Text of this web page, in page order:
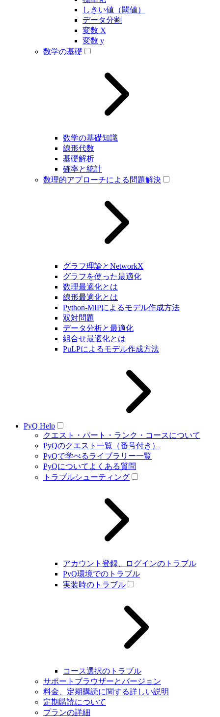
しきい値（閾値）
データ分割
変数 X
変数 y
数学の基礎
数学の基礎知識
線形代数
基礎解析
確率と統計
数理的アプローチによる問題解決
グラフ理論とNetworkX
グラフを使った最適化
数理最適化とは
線形最適化とは
Python-MIPによるモデル作成方法
双対問題
データ分析と最適化
組合せ最適化とは
PuLPによるモデル作成方法
PyQ Help
クエスト・パート・ランク・コースについて
PyQのクエスト一覧（番号付き）
PyQで学べるライブラリー一覧
PyQについてよくある質問
トラブルシューティング
アカウント登録、ログインのトラブル
PyQ環境でのトラブル
実装時のトラブル
コース選択のトラブル
サポートブラウザーとバージョン
料金、定期購読に関する詳しい説明
定期購読について
プランの詳細